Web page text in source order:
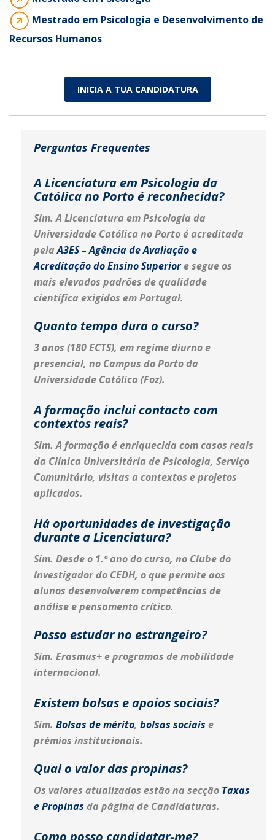
Mestrado em Psicologia e Desenvolvimento de
Recursos Humanos
INICIA A TUA CANDIDATURA
Perguntas Frequentes
A Licenciatura em Psicologia da
Católica no Porto é reconhecida?
Sim. A Licenciatura em Psicologia da
Universidade Católica no Porto é acreditada
pelaA3ES – Agência de Avaliação e
Acreditação do Ensino Superiore segue os
mais elevados padrões de qualidade
científica exigidos em Portugal.
Quanto tempo dura o curso?
3 anos (180 ECTS), em regime diurno e
presencial, no Campus do Porto da
Universidade Católica (Foz).
A formação inclui contacto com
contextos reais?
Sim. A formação é enriquecida com casos reais
da Clínica Universitária de Psicologia, Serviço
Comunitário, visitas a contextos e projetos
aplicados.
Há oportunidades de investigação
durante a Licenciatura?
Sim. Desde o 1.º ano do curso, no Clube do
Investigador do CEDH, o que permite aos
alunos desenvolverem competências de
análise e pensamento crítico.
Posso estudar no estrangeiro?
Sim. Erasmus+ e programas de mobilidade
internacional.
Existem bolsas e apoios sociais?
Sim. Bolsas de mérito, bolsas sociais e
prémios institucionais.
Qual o valor das propinas?
Os valores atualizados estão na secção Taxas
e Propinas da página de Candidaturas.
Como posso candidatar‑me?